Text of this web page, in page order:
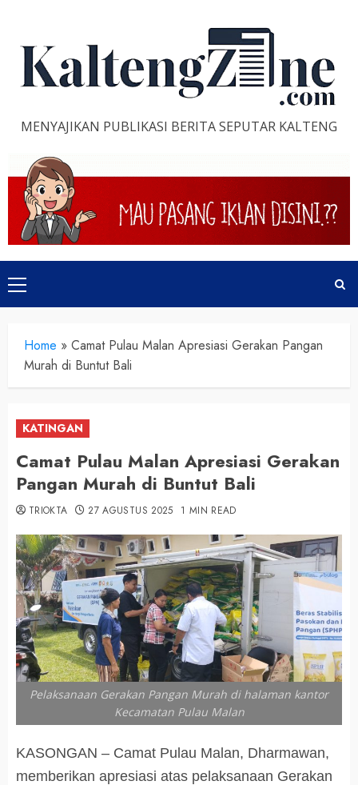
content
MENYAJIKAN PUBLIKASI BERITA SEPUTAR KALTENG
Primary
Menu
Home » Camat Pulau Malan Apresiasi Gerakan Pangan
Murah di Buntut Bali
KATINGAN
Camat Pulau Malan Apresiasi Gerakan
Pangan Murah di Buntut Bali
TRIOKTA 27 AGUSTUS 2025 1 MIN READ
Pelaksanaan Gerakan Pangan Murah di halaman kantor
Kecamatan Pulau Malan
KASONGAN – Camat Pulau Malan, Dharmawan,
memberikan apresiasi atas pelaksanaan Gerakan